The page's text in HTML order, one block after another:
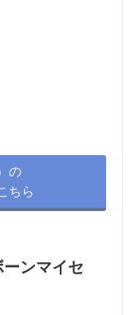
の
ちら
ンマイセ